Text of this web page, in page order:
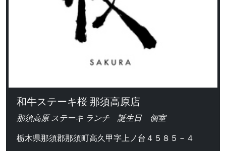
和牛ステーキ桜 那須高原店
那須高原 ステーキ ランチ 誕生日 個室
栃木県那須郡那須町高久甲字上ノ台４５８５－４